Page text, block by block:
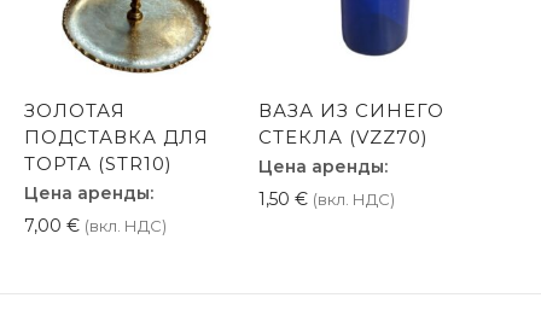
ЗОЛОТАЯ
ПОДСТАВКА ДЛЯ
ТОРТА (STR10)
Цена аренды:
7,00 € (вкл. НДС)
ВАЗА ИЗ СИНЕГО
СТЕКЛА (VZZ70)
Цена аренды:
1,50 € (вкл. НДС)